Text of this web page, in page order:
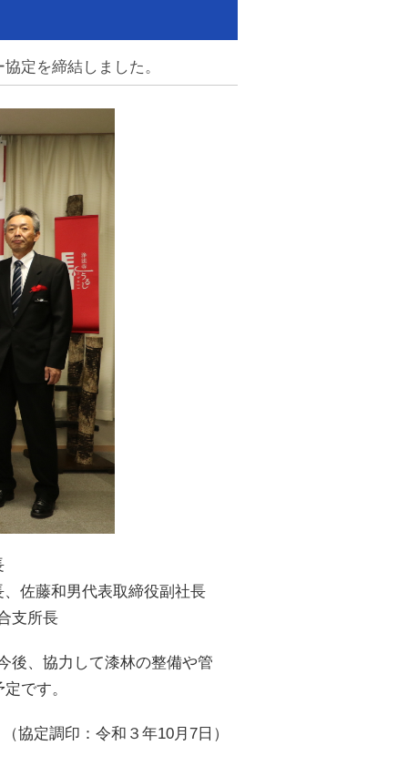
定を締結しました。
佐藤和男代表取締役副社長
支所長
後、協力して漆林の整備や管
です。
（協定調印：令和３年10月7日）